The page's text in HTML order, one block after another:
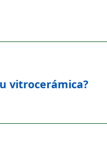
vitrocerámica?